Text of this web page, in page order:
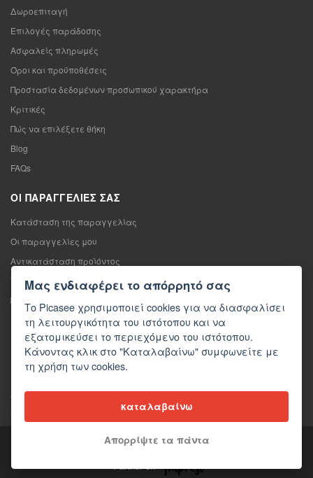
Δωροεπιταγή
Επιλογές παράδοσης
Ασφαλείς πληρωμές
Όροι και προϋποθέσεις
Προστασία δεδομένων προσωπικού χαρακτήρα
Κριτικές
Πώς να επιλέξετε θήκη
Blog
FAQs
ΟΙ ΠΑΡΑΓΓΕΛΊΕΣ ΣΑΣ
Κατάσταση της παραγγελίας
Οι παραγγελίες μου
Αντικατάσταση προϊόντος
Υπαναχώρηση από τη σύμβαση πώλησης
Παράπονο
ΕΠΙΚΟΙΝΩΝΊΑ
Επικοινωνία
Φόρμα επικοινωνίας
Χονδρική πώληση
Μέσα ενημέρωσης σχετικά με εμάς
Copyright © 2026 Picasee
Partner of:
Μας ενδιαφέρει το απόρρητό σας
Το Picasee χρησιμοποιεί cookies για να διασφαλίσει
τη λειτουργικότητα του ιστότοπου και να
εξατομικεύσει το περιεχόμενο του ιστότοπου.
Κάνοντας κλικ στο "Καταλαβαίνω" συμφωνείτε με
τη χρήση των cookies.
καταλαβαίνω
Απορρίψτε τα πάντα